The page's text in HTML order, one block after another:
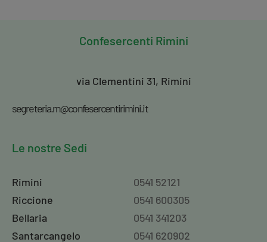
Confesercenti Rimini
via Clementini 31, Rimini
segreteria.rn@confesercentirimini.it
Le nostre Sedi
Rimini
Riccione
Bellaria
Santarcangelo
0541 52121
0541 600305
0541 341203
0541 620902